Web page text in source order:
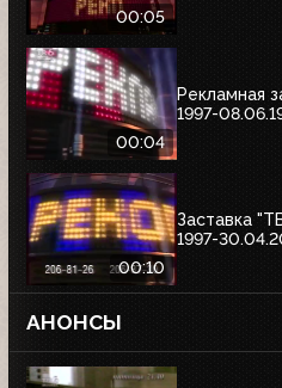
00:05
00:04
Рекламная
1997-
00:10
Заставка
1997-
АНОНСЫ